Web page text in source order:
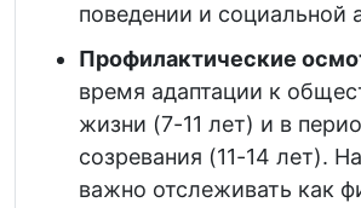
поведении и социальной
Профилактические
время адаптации к
жизни (7-11 лет) и в
созревания (11-14 лет).
важно отслеживать как